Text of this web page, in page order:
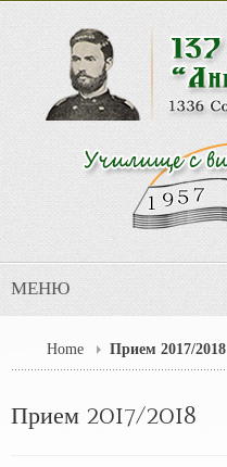
МЕНЮ
Home Прием 2017/2018
Прием 2017/2018